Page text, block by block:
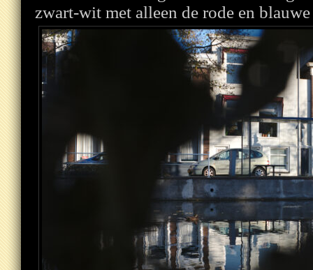
zwart-wit met alleen de rode en